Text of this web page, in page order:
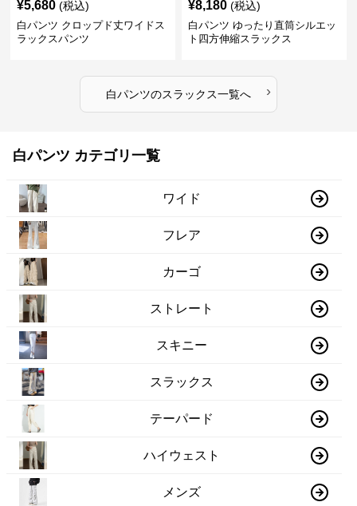
¥5,680 (税込)
白パンツ クロップド丈ワイドス
ラックスパンツ
¥8,180 (税込)
白パンツ ゆったり直筒シルエッ
ト四方伸縮スラックス
白パンツのスラックス一覧へ ›
白パンツ カテゴリ一覧
ワイド
フレア
カーゴ
ストレート
スキニー
スラックス
テーパード
ハイウェスト
メンズ